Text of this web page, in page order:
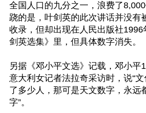
全国人口的九分之一，浪费了
跷的是，叶剑英的此次讲话并没有
收录，但却出现在人民出版社
剑英选集》里，但具体数字消失。
另据《邓小平文选》记载，邓小平
意大利女记者法拉奇采访时，说“
了多少人，那可是天文数字，永远
字”。